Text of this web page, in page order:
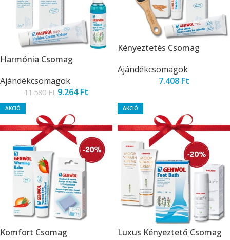
Harmónia Csomag
Ajándékcsomagok
11.580Ft 9.264Ft
Kényeztetés Csomag
Ajándékcsomagok
7.408 Ft
AKCIÓ
Komfort Csomag
AKCIÓ
Luxus Kényeztető Csomag